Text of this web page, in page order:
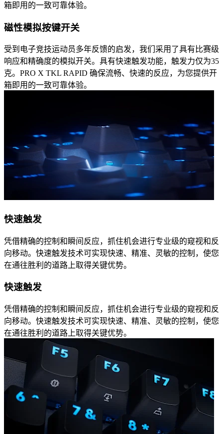
箱即用的一致可靠体验。
磁性模拟按键开关
受到电子竞技运动员多年反馈的启发，我们采用了具有比赛级
响应和精确度的模拟开关。具有快速触发功能，触发力仅为35
克。PRO X TKL RAPID 确保流畅、快速的反应，为您提供开
箱即用的一致可靠体验。
快速触发
凭借精确的控制和瞬间反应，抓住机会进行专业级的窥视和反
向移动。快速触发技术可实现快速、精准、灵敏的控制，使您
在通往胜利的道路上取得关键优势。
快速触发
凭借精确的控制和瞬间反应，抓住机会进行专业级的窥视和反
向移动。快速触发技术可实现快速、精准、灵敏的控制，使您
在通往胜利的道路上取得关键优势。